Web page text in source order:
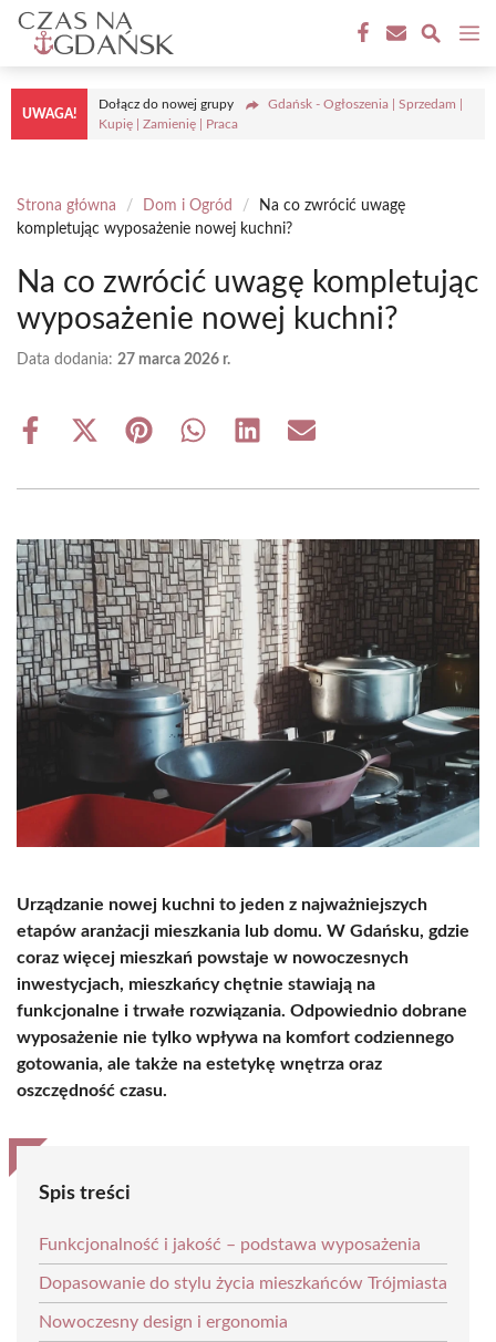
Przejdź
treści
UWAGA!
Dołącz do nowej grupy
Gdańsk - Ogłoszenia | Sprzedam |
Kupię | Zamienię | Praca
Strona główna / Dom i Ogród /
Na co zwrócić uwagę
kompletując wyposażenie nowej kuchni?
Na co zwrócić uwagę kompletując
wyposażenie nowej kuchni?
Data dodania: 27 marca 2026 r.
Share
Share
(Twitter)
Share Share Share Share
Urządzanie nowej kuchni to jeden z najważniejszych
etapów aranżacji mieszkania lub domu. W Gdańsku, gdzie
coraz więcej mieszkań powstaje w nowoczesnych
inwestycjach, mieszkańcy chętnie stawiają na
funkcjonalne i trwałe rozwiązania. Odpowiednio dobrane
wyposażenie nie tylko wpływa na komfort codziennego
gotowania, ale także na estetykę wnętrza oraz
oszczędność czasu.
Spis treści
Funkcjonalność i jakość – podstawa wyposażenia
Dopasowanie do stylu życia mieszkańców Trójmiasta
Nowoczesny design i ergonomia